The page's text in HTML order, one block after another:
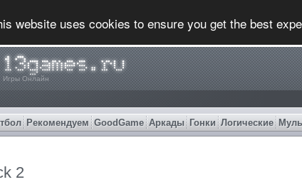
website uses cookies to ensure you get the best
Игры Онлайн
Рекомендуем GoodGame Аркады Гонки Логические
2